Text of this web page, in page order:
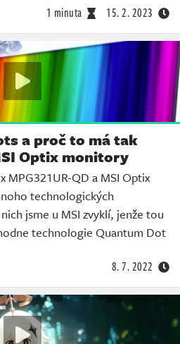
1 minuta 15. 2. 2023
a proč to má tak
Optix monitory
QD a MSI Optix
technologických
jsme u MSI zvyklí, jenže tou
technologie Quantum Dot
8. 7. 2022